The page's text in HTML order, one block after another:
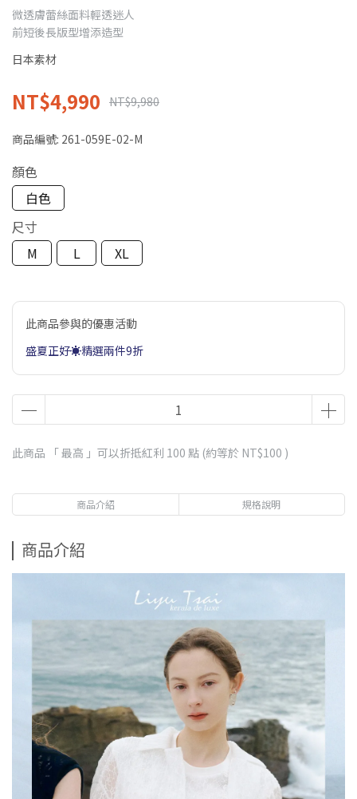
微透膚蕾絲面料輕透迷人
前短後長版型增添造型
日本素材
NT$4,990 NT$9,980
商品編號: 261-059E-02-M
顏色
白色
尺寸
M
L XL
此商品參與的優惠活動
盛夏正好☀️精選兩件9折
此商品 「 最高 」可以折抵紅利 100 點 (約等於 NT$100 )
商品介紹 規格說明
商品介紹